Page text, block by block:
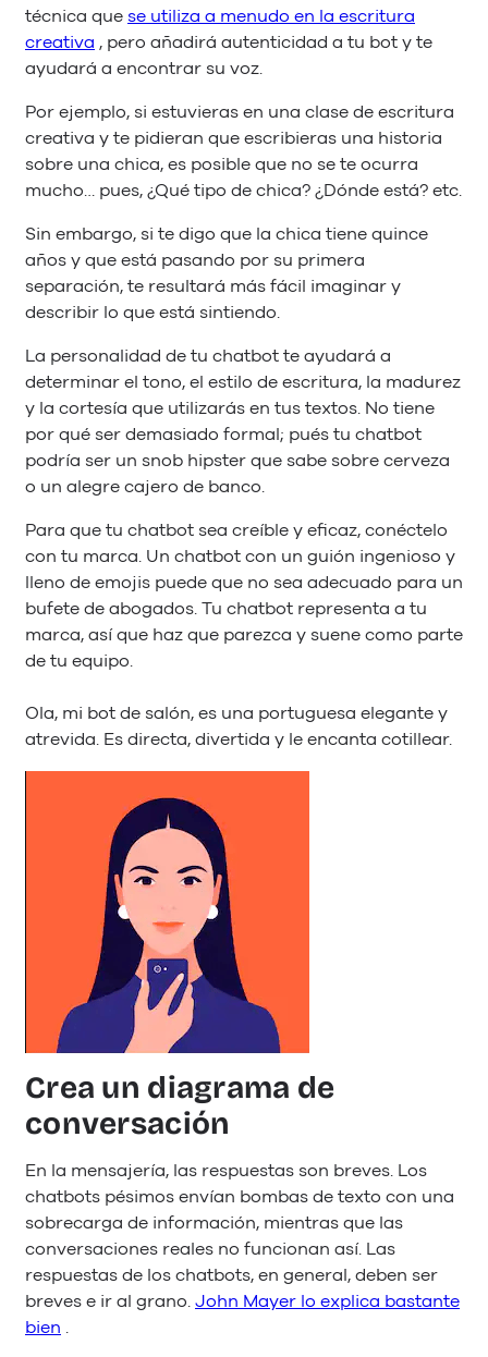
técnica que se utiliza a menudo en la escritura
creativa , pero añadirá autenticidad a tu bot y te
ayudará a encontrar su voz.
Por ejemplo, si estuvieras en una clase de escritura
creativa y te pidieran que escribieras una historia
sobre una chica, es posible que no se te ocurra
mucho… pues, ¿Qué tipo de chica? ¿Dónde está? etc.
Sin embargo, si te digo que la chica tiene quince
años y que está pasando por su primera
separación, te resultará más fácil imaginar y
describir lo que está sintiendo.
La personalidad de tu chatbot te ayudará a
determinar el tono, el estilo de escritura, la madurez
y la cortesía que utilizarás en tus textos. No tiene
por qué ser demasiado formal; pués tu chatbot
podría ser un snob hipster que sabe sobre cerveza
o un alegre cajero de banco.
Para que tu chatbot sea creíble y eficaz, conéctelo
con tu marca. Un chatbot con un guión ingenioso y
lleno de emojis puede que no sea adecuado para un
bufete de abogados. Tu chatbot representa a tu
marca, así que haz que parezca y suene como parte
de tu equipo.
Ola, mi bot de salón, es una portuguesa elegante y
atrevida. Es directa, divertida y le encanta cotillear.
Crea un diagrama de
conversación
En la mensajería, las respuestas son breves. Los
chatbots pésimos envían bombas de texto con una
sobrecarga de información, mientras que las
conversaciones reales no funcionan así. Las
respuestas de los chatbots, en general, deben ser
breves e ir al grano.John Mayer lo explica bastante
bien .